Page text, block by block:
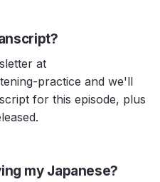
at
practice and we'll
for this episode, plus
my Japanese?